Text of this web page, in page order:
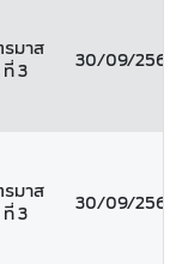
รมาส
ที่ 3
30/09/2567
รมาส
ที่ 3
30/09/2567